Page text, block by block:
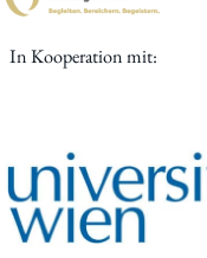
In Kooperation mit: